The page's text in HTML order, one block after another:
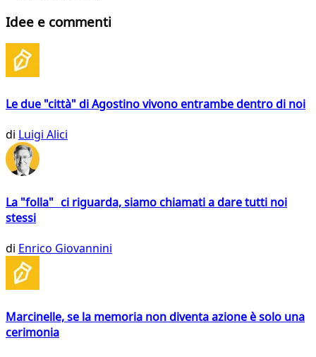
Idee e commenti
Le due "città" di Agostino vivono entrambe dentro di noi
di Luigi Alici
La "folla" ci riguarda, siamo chiamati a dare tutti noi
stessi
di Enrico Giovannini
Marcinelle, se la memoria non diventa azione è solo una
cerimonia